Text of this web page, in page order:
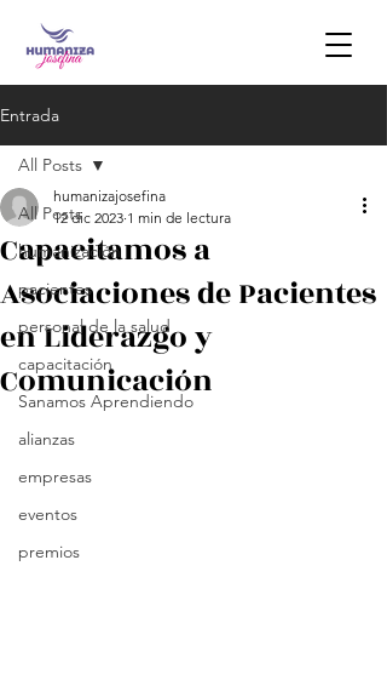
Entrada
All Posts
humanización
pacientes
personal de la salud
capacitación
Sanamos Aprendiendo
alianzas
empresas
eventos
premios
All Posts
Capacitamos a
Asociaciones de Pacientes
en Liderazgo y
Comunicación
humanizajosefina
12 dic 2023 1 min de lectura